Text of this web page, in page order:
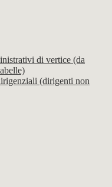
di vertice (da
(dirigenti non